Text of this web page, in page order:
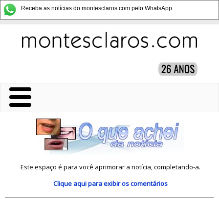
Receba as notícias do montesclaros.com pelo WhatsApp
Este espaço é para você aprimorar a notícia, completando-a.
Clique aquipara exibir os comentários